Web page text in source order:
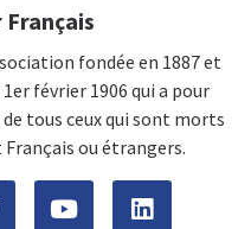
Français
fondée en 1887 et
février 1906 qui a pour
tous ceux qui sont morts
Français ou étrangers.